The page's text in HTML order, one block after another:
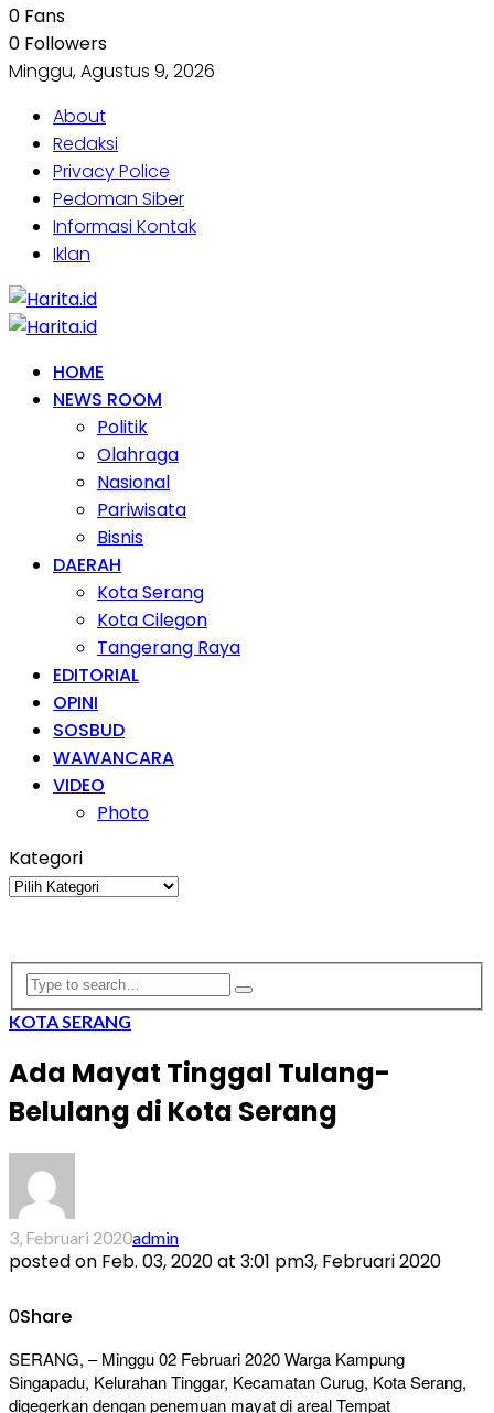
0 Fans
0 Followers
Minggu, Agustus 9, 2026
About
Redaksi
Privacy Police
Pedoman Siber
Informasi Kontak
Iklan
HOME
NEWS ROOM
Politik
Olahraga
Nasional
Pariwisata
Bisnis
DAERAH
Kota Serang
Kota Cilegon
Tangerang Raya
EDITORIAL
OPINI
SOSBUD
WAWANCARA
VIDEO
Photo
Kategori
Kategori
KOTA SERANG
Ada Mayat Tinggal Tulang-
Belulang di Kota Serang
3, Februari 2020admin
posted on Feb. 03, 2020 at 3:01 pm3, Februari 2020
0Share
SERANG, – Minggu 02 Februari 2020 Warga Kampung
Singapadu, Kelurahan Tinggar, Kecamatan Curug, Kota Serang,
digegerkan dengan penemuan mayat di areal Tempat